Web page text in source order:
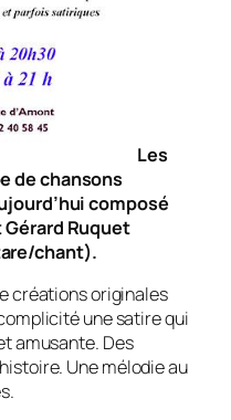
Les
de chansons
composé
Ruquet
chant).
créations originales
une satire qui
amusante. Des
Une mélodie au